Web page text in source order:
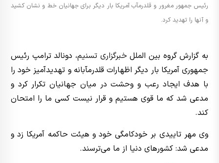
رئیس جمهور مغرور و قلدرمآب آمریکا بار دیگر برای جهانیان خط و نشان کشید
و آنها را تهدید کرد.
به گزارش گروه بین الملل خبرگزاری تسنیم، دونالد ترامپ رئیس
جمهوری آمریکا بار دیگر اظهارات قلدرمآبانه و تهدیدآمیز خود را
با هدف ایجاد رعب و وحشت در میان جهانیان تکرار کرد و
مدعی شد که ما قوی هستیم و قرار نیست کسی ما را امتحان
کند.
وی مهر تاییدی بر خودکامگی خود و هیئت حاکمه آمریکا زد و
مدعی شد: کشورهای دنیا از ما می‌ترسند.